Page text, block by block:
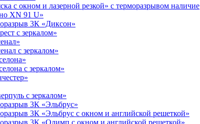
с окном и лазерной резкой» с терморазрывом наличие
XN 91 U»
3К «Диксон»
с зеркалом»
с зеркалом»
с зеркалом»
с зеркалом»
3К «Эльбрус»
3К «Эльбрус с окном и английской решеткой»